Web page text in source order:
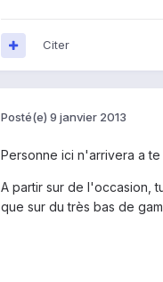
Citer
Posté(e) 9 janvier 2013
Personne ici n'arrivera a
A partir sur de l'occasion,
que sur du très bas de